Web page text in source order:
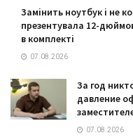
Замінить ноутбук і не
презентувала 12-
в комплекті
07.08.2026
За год
давление
07.08.2026